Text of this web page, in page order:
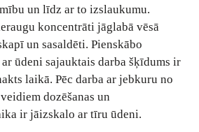
un līdz ar to izslaukumu.
koncentrāti jāglabā vēsā
un sasaldēti. Pienskābo
ūdeni sajauktais darba šķīdums ir
laikā. Pēc darba ar jebkuru no
dozēšanas un
ir jāizskalo ar tīru ūdeni.